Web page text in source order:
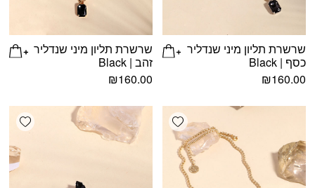
שרשרת תליון מיני שנדליר
כסף | Black
₪160.00
שרשרת תליון מיני שנדליר
זהב | Black
₪160.00
Add wishlist